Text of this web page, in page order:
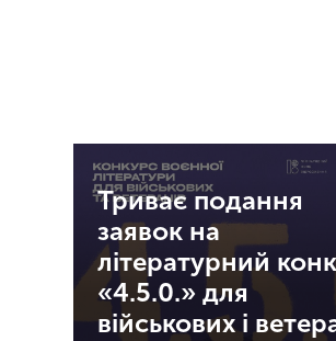
Триває подання
заявок на
літературний
«4.5.0.» для
військових і